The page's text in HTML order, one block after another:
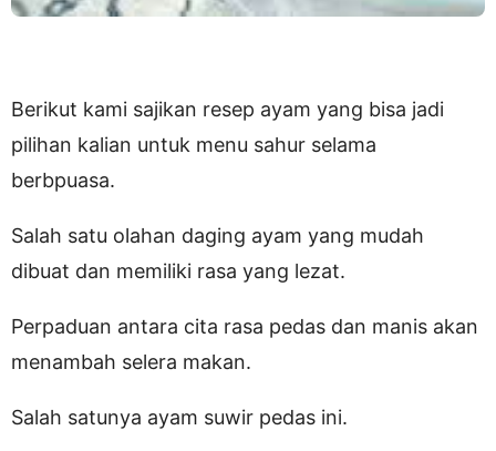
Berikut kami sajikan resep ayam yang bisa jadi
pilihan kalian untuk menu sahur selama
berbpuasa.
Salah satu olahan daging ayam yang mudah
dibuat dan memiliki rasa yang lezat.
Perpaduan antara cita rasa pedas dan manis akan
menambah selera makan.
Salah satunya ayam suwir pedas ini.